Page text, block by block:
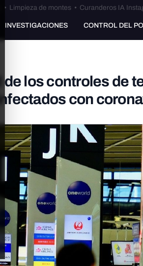
• Limpieza de montes• Curanderos IA
INVESTIGACIONES CONTROL DEL
de los controles de
con